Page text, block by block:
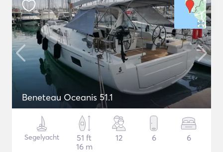
Beneteau Oceanis 51.1
Segelyacht
51 ft
16 m
12 6 6